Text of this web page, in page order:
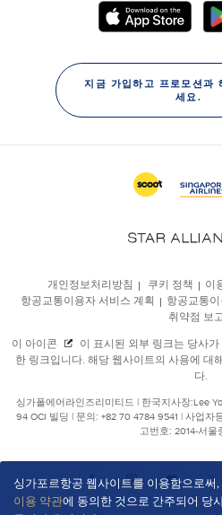
싱가포르항공 웹사이트를 이용함으로써
이용 약관에 동의한 것으로 간주되어 당